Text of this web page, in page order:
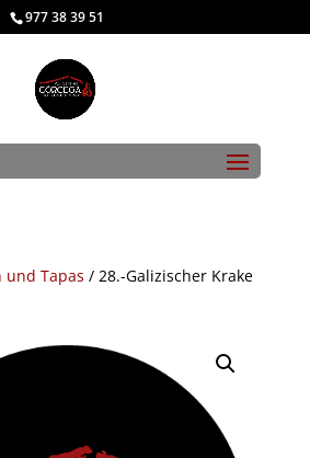
977 38 39 51
und Tapas / 28.-Galizischer Krake